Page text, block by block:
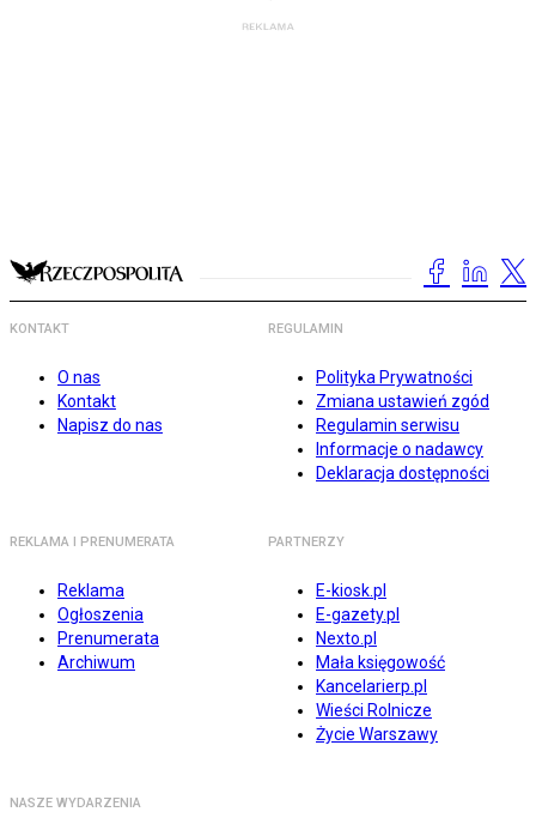
KONTAKT
O nas
Kontakt
Napisz do nas
REGULAMIN
Polityka Prywatności
Zmiana ustawień zgód
Regulamin serwisu
Informacje o nadawcy
Deklaracja dostępności
REKLAMA I PRENUMERATA
Reklama
Ogłoszenia
Prenumerata
Archiwum
PARTNERZY
E-kiosk.pl
E-gazety.pl
Nexto.pl
Mała księgowość
Kancelarierp.pl
Wieści Rolnicze
Życie Warszawy
NASZE WYDARZENIA